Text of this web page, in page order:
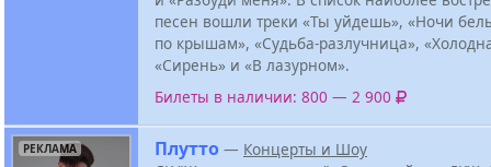
песен вошли треки «Ты уйдешь», «Ночи
по крышам», «Судьба-разлучница»,
«Сирень» и «В лазурном».
Билеты в наличии: 800 — 2 900
РЕКЛАМА Плутто — Концерты и Шоу